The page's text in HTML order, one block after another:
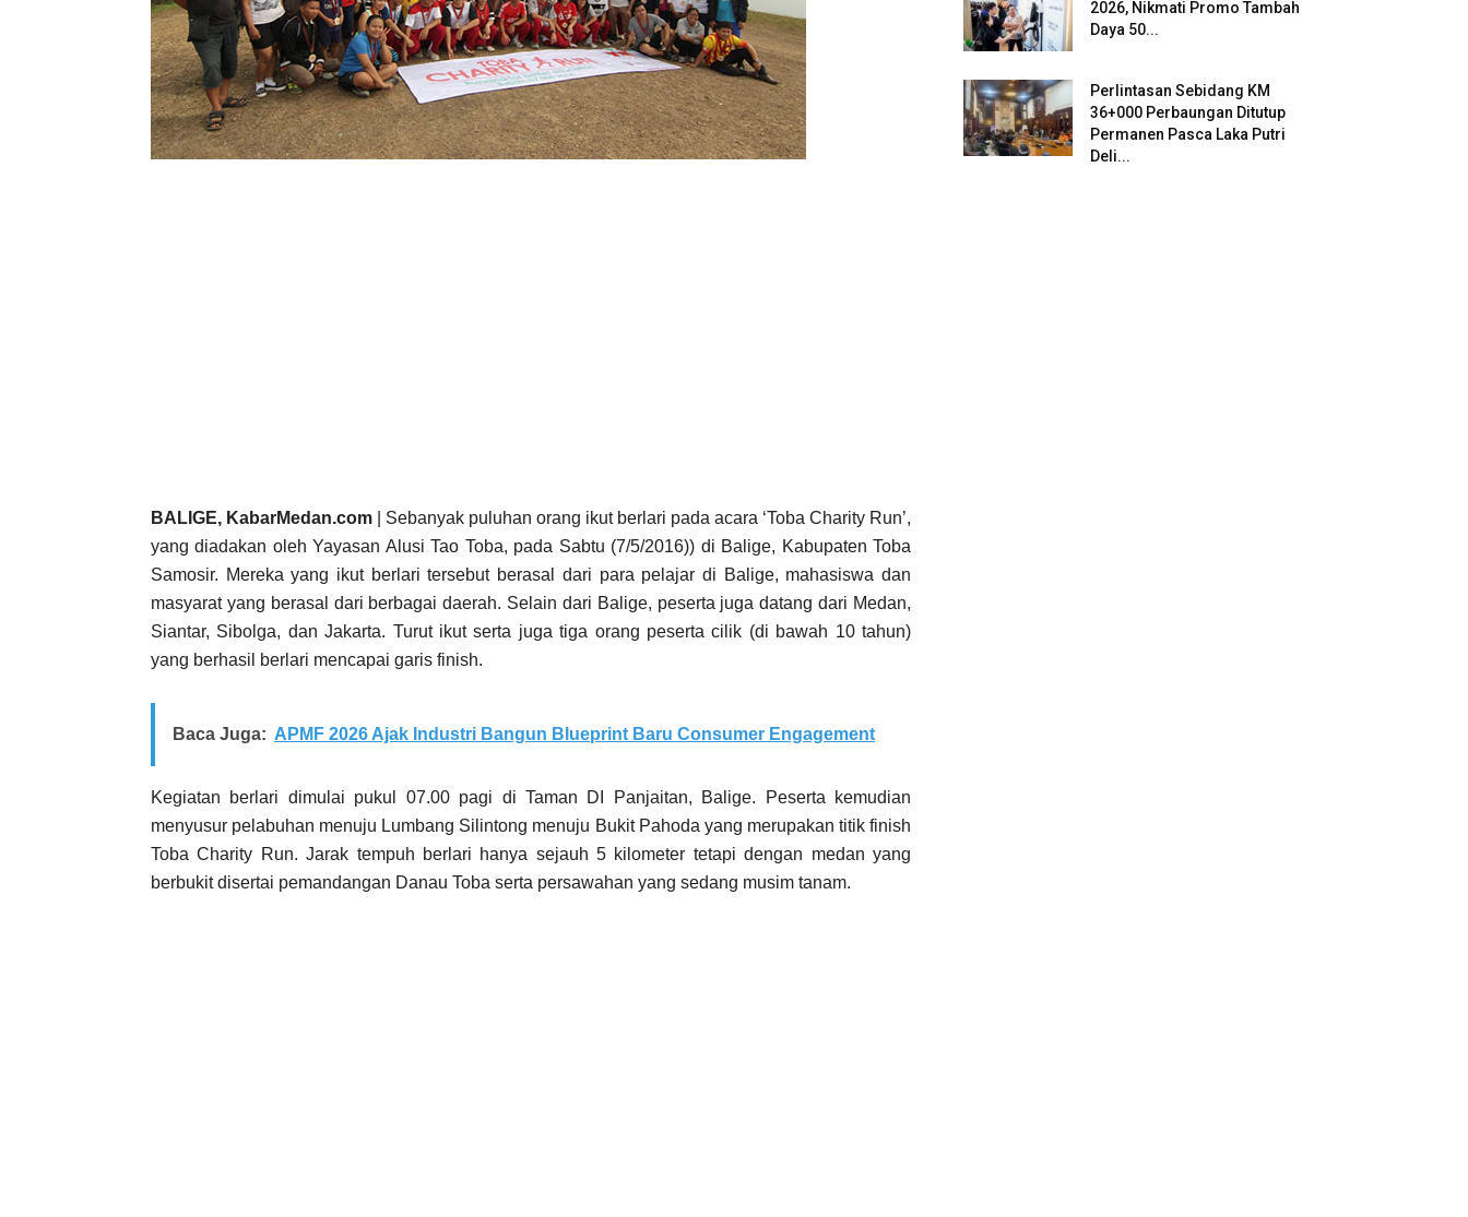
BALIGE, KabarMedan.com | Sebanyak puluhan orang ikut berlari pada acara ‘Toba Charity Run’,
yang diadakan oleh Yayasan Alusi Tao Toba, pada Sabtu (7/5/2016)) di Balige, Kabupaten Toba
Samosir. Mereka yang ikut berlari tersebut berasal dari para pelajar di Balige, mahasiswa dan
masyarat yang berasal dari berbagai daerah. Selain dari Balige, peserta juga datang dari Medan,
Siantar, Sibolga, dan Jakarta. Turut ikut serta juga tiga orang peserta cilik (di bawah 10 tahun)
yang berhasil berlari mencapai garis finish.
Baca Juga: APMF 2026 Ajak Industri Bangun Blueprint Baru Consumer Engagement
Kegiatan berlari dimulai pukul 07.00 pagi di Taman DI Panjaitan, Balige. Peserta kemudian
menyusur pelabuhan menuju Lumbang Silintong menuju Bukit Pahoda yang merupakan titik finish
Toba Charity Run. Jarak tempuh berlari hanya sejauh 5 kilometer tetapi dengan medan yang
berbukit disertai pemandangan Danau Toba serta persawahan yang sedang musim tanam.
2026, Nikmati Promo Tambah
Daya 50...
Perlintasan Sebidang KM
36+000 Perbaungan Ditutup
Permanen Pasca Laka Putri
Deli...